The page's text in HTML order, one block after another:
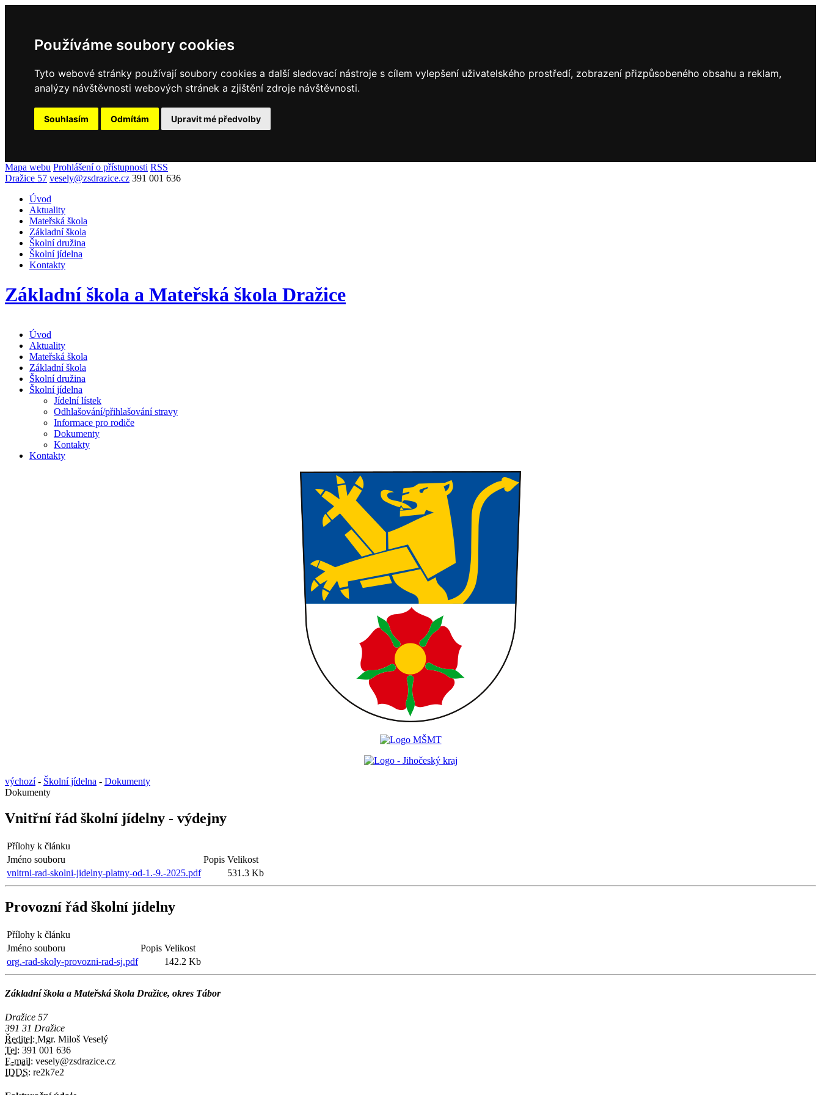
Používáme soubory cookies
Tyto webové stránky používají soubory cookies a další sledovací nástroje s cílem vylepšení uživatelského prostředí, zobrazení přizpůsobeného obsahu a reklam,
analýzy návštěvnosti webových stránek a zjištění zdroje návštěvnosti.
Souhlasím Odmítám Upravit mé předvolby
Mapa webu Prohlášení o přístupnosti RSS
Dražice 57 vesely@zsdrazice.cz 391 001 636
Úvod
Aktuality
Mateřská škola
Základní škola
Školní družina
Školní jídelna
Kontakty
Základní škola a Mateřská škola Dražice
Úvod
Aktuality
Mateřská škola
Základní škola
Školní družina
Školní jídelna
Jídelní lístek
Odhlašování/přihlašování stravy
Informace pro rodiče
Dokumenty
Kontakty
Kontakty
výchozí- Školní jídelna - Dokumenty
Dokumenty
Vnitřní řád školní jídelny - výdejny
Přílohy k článku
Jméno souboru
Popis Velikost
vnitrni-rad-skolni-jidelny-platny-od-1.-9.-2025.pdf
531.3 Kb
Provozní řád školní jídelny
Přílohy k článku
Jméno souboru
Popis Velikost
org.-rad-skoly-provozni-rad-sj.pdf
142.2 Kb
Základní škola a Mateřská škola Dražice, okres Tábor
Dražice 57
391 31 Dražice
Ředitel: Mgr. Miloš Veselý
Tel: 391 001 636
E-mail: vesely@zsdrazice.cz
IDDS: re2k7e2